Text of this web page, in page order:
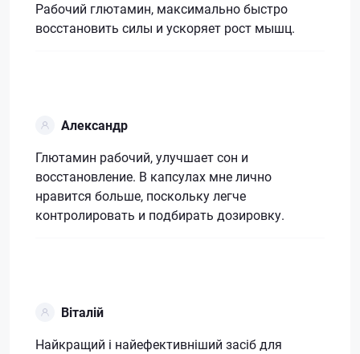
Рабочий глютамин, максимально быстро
восстановить силы и ускоряет рост мышц.
Александр
Глютамин рабочий, улучшает сон и
восстановление. В капсулах мне лично
нравится больше, поскольку легче
контролировать и подбирать дозировку.
Віталій
Найкращий і найефективніший засіб для